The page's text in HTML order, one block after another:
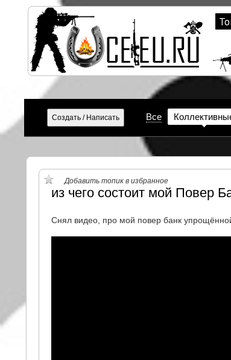
Все
Добавить топик в избранное
из чего состоит мой Повер
Снял видео, про мой повер банк